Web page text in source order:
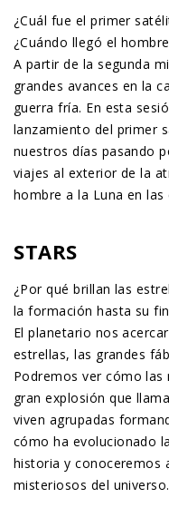
¿Cuál fue el primer
¿Cuándo llegó el
A partir de la segunda
grandes avances en la
guerra fría. En esta
lanzamiento del primer
nuestros días pasando
viajes al exterior de la
hombre a la Luna en
STARS
¿Por qué brillan las
la formación hasta su
El planetario nos
estrellas, las grandes
Podremos ver cómo las
gran explosión que
viven agrupadas
cómo ha evolucionado
historia y conoceremos
misteriosos del universo.